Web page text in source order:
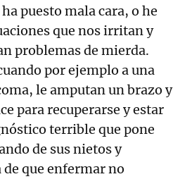
puesto mala cara, o he
que nos irritan y
problemas de mierda.
por ejemplo a una
le amputan un brazo y
para recuperarse y estar
terrible que pone
de sus nietos y
que enfermar no